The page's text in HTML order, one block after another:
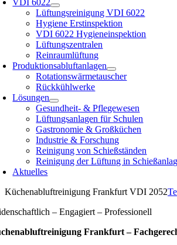
VDI 6022
Lüftungsreinigung VDI 6022
Hygiene Erstinspektion
VDI 6022 Hygieneinspektion
Lüftungszentralen
Reinraumlüftung
Produktionsabluftanlagen
Rotationswärmetauscher
Rückkühlwerke
Lösungen
Gesundheit- & Pflegewesen
Lüftungsanlagen für Schulen
Gastronomie & Großküchen
Industrie & Forschung
Reinigung von Schießständen
Reinigung der Lüftung in
Aktuelles
Küchenabluftreinigung Frankfurt VDI 2052
– Engagiert – Professionell
Frankfurt –